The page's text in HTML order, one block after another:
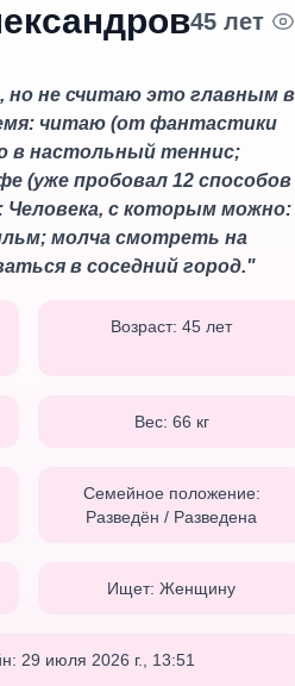
45 лет
не считаю это главным в
читаю (от фантастики
в настольный теннис;
(уже пробовал 12 способов
Человека, с которым можно:
молча смотреть на
в соседний город."
Возраст: 45 лет
Вес: 66 кг
Семейное положение:
Разведён / Разведена
Ищет: Женщину
29 июля 2026 г., 13:51